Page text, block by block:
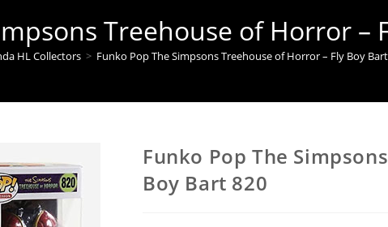
Treehouse of Horror –
HL Collectors > Funko Pop The Simpsons Treehouse of Horror – Fly Boy
Funko Pop The
Boy Bart 820